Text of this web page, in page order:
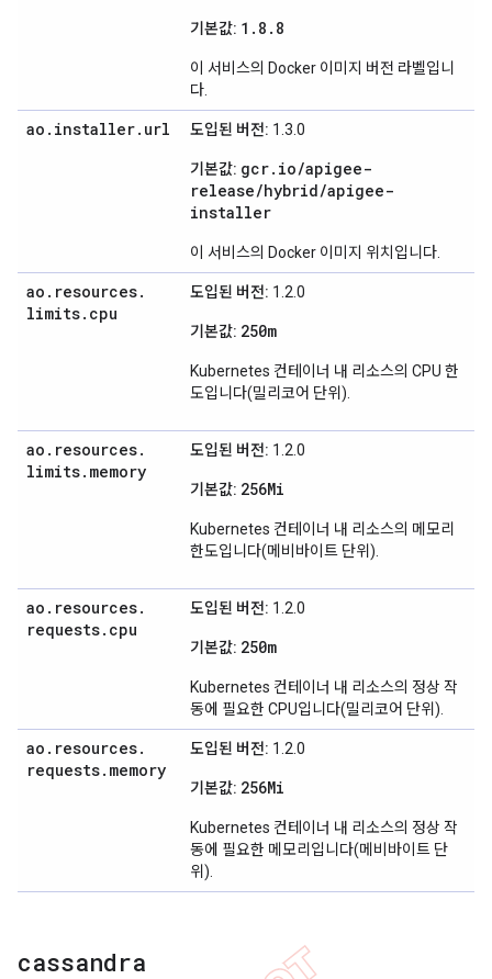
기본값: 1.8.8
이 서비스의 Docker 이미지 버전 라벨입니
다.
ao . installer. url 도입된 버전: 1.3.0
기본값: gcr.io/apigee-
release/hybrid/apigee-
installer
이 서비스의 Docker 이미지 위치입니다.
ao . resources.
limits. cpu
도입된 버전: 1.2.0
기본값: 250m
Kubernetes 컨테이너 내 리소스의 CPU 한
도입니다(밀리코어 단위).
ao . resources.
limits. memory
도입된 버전: 1.2.0
기본값: 256Mi
Kubernetes 컨테이너 내 리소스의 메모리
한도입니다(메비바이트 단위).
ao . resources.
requests. cpu
도입된 버전: 1.2.0
기본값: 250m
Kubernetes 컨테이너 내 리소스의 정상 작
동에 필요한 CPU입니다(밀리코어 단위).
ao . resources.
requests. memory
도입된 버전: 1.2.0
기본값: 256Mi
Kubernetes 컨테이너 내 리소스의 정상 작
동에 필요한 메모리입니다(메비바이트 단
위).
cassandra